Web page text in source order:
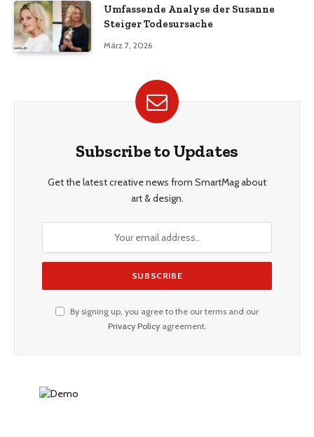
Umfassende Analyse der Susanne
Steiger Todesursache
März 7, 2026
Subscribe to Updates
Get the latest creative news from SmartMag about
art & design.
By signing up, you agree to the our terms and our
Privacy Policyagreement.